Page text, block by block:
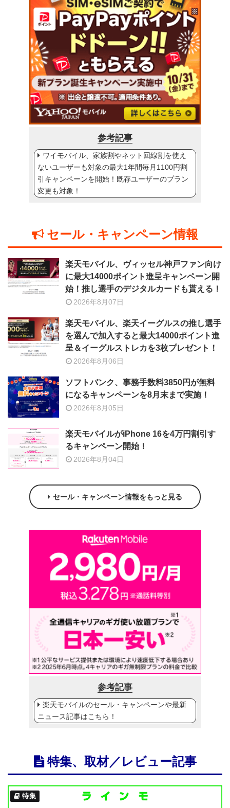
参考記事
ワイモバイル、家族割やネット回線割を使え
ないユーザーも対象の最大1年間毎月1100円割
引キャンペーンを開始！既存ユーザーのプラン
変更も対象！
セール・キャンペーン情報
楽天モバイル、ヴィッセル神戸ファン向け
に最大14000ポイント進呈キャンペーン開
始！推し選手のデジタルカードも貰える！
2026年8月07日
楽天モバイル、楽天イーグルスの推し選手
を選んで加入すると最大14000ポイント進
呈＆イーグルストレカを3枚プレゼント！
2026年8月06日
ソフトバンク、事務手数料3850円が無料
になるキャンペーンを8月末まで実施！
2026年8月05日
楽天モバイルがiPhone 16を4万円割引す
るキャンペーン開始！
2026年8月04日
セール・キャンペーン情報をもっと見る
参考記事
楽天モバイルのセール・キャンペーンや最新
ニュース記事はこちら！
特集、取材／レビュー記事
特集